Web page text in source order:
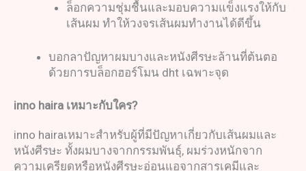
ล็อกความชุ่มชื้นและมอบความแข็งแรงให้กับ
เส้นผม ทำให้วงจรเส้นผมทำงานได้ดีขึ้น
บอกลาปัญหาผมบางและหนังศีรษะล้านที่ต้นตอ
ด้วยการบล็อกฮอร์โมน dht เฉพาะจุด
inno haira เหมาะกับใคร?
inno hairaเหมาะสำหรับผู้ที่มีปัญหาเกี่ยวกับเส้นผมและ
หนังศีรษะ ทั้งผมบางจากกรรมพันธุ์, ผมร่วงหนักจาก
ความเครียดหรือหนังศีรษะอ่อนแอจากสารเคมีและ